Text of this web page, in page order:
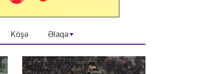
Köşə Əlaqə